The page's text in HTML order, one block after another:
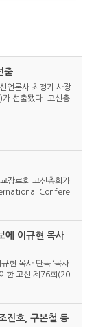
출
언론사 최정기 사장
가 선출됐다. 고신총
목) 오전 11시 고신
진호 장로를 차기 사
장로회 고신총회가
Confere
고 본격적인 준비
교회에서 ‘ICRC
에 이규현 목사
현 목사 단독 ‘목사
한 고신 제76회(20
회) 단독으로 입후보
입후보했던 강영
진호, 구본철 등